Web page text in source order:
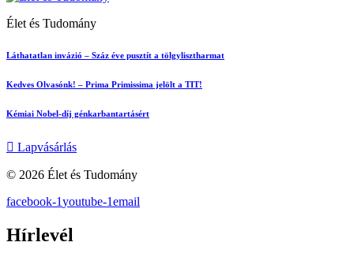
Élet és Tudomány
Láthatatlan invázió – Száz éve pusztít a tölgylisztharmat
Kedves Olvasónk! – Prima Primissima jelölt a TIT!
Kémiai Nobel-díj génkarbantartásért
Lapvásárlás
© 2026 Élet és Tudomány
facebook-1youtube-1email
Hírlevél